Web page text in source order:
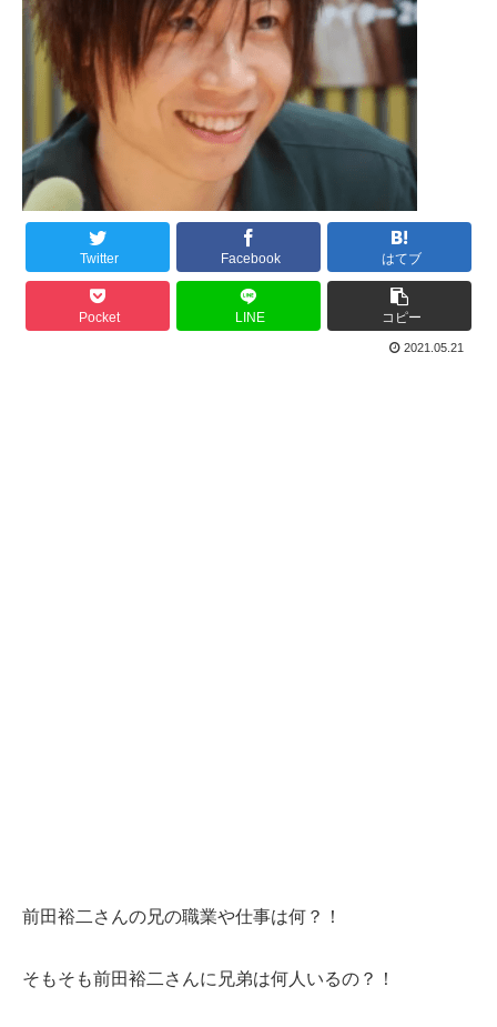
Twitter Facebook はてブ
Pocket LINE コピー
2021.05.21
前田裕二さんの兄の職業や仕事は何？！
そもそも前田裕二さんに兄弟は何人いるの？！